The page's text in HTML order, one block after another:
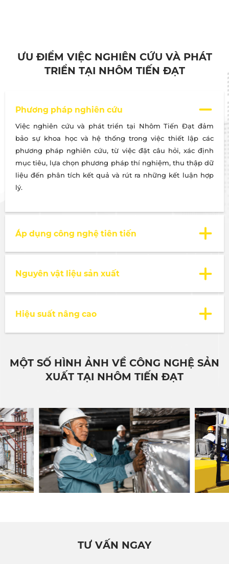
ƯU ĐIỂM VIỆC NGHIÊN CỨU VÀ PHÁT
TRIỂN TẠI NHÔM TIẾN ĐẠT
Phương pháp nghiên cứu
Việc nghiên cứu và phát triển tại Nhôm Tiến Đạt đảm
bảo sự khoa học và hệ thống trong việc thiết lập các
phương pháp nghiên cứu, từ việc đặt câu hỏi, xác định
mục tiêu, lựa chọn phương pháp thí nghiệm, thu thập dữ
liệu đến phân tích kết quả và rút ra những kết luận hợp
lý.
Áp dụng công nghệ tiên tiến
Nguyên vật liệu sản xuất
Hiệu suất nâng cao
MỘT SỐ HÌNH ẢNH VỀ CÔNG NGHỆ SẢN
XUẤT TẠI NHÔM TIẾN ĐẠT
TƯ VẤN NGAY